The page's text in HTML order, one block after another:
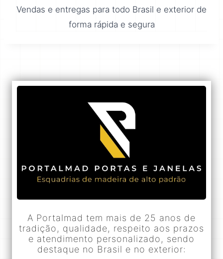
Vendas e entregas para todo Brasil e exterior de
forma rápida e segura
A Portalmad tem mais de 25 anos de
tradição, qualidade, respeito aos prazos
e atendimento personalizado, sendo
destaque no Brasil e no exterior: